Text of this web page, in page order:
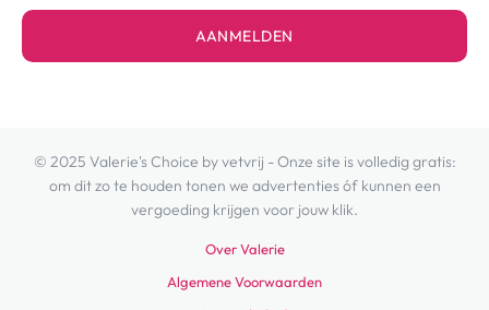
AANMELDEN
© 2025 Valerie's Choice by vetvrij - Onze site is volledig gratis:
om dit zo te houden tonen we advertenties óf kunnen een
vergoeding krijgen voor jouw klik.
Over Valerie
Algemene Voorwaarden